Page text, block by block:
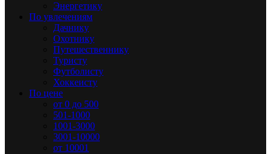
Энергетику
По увлечениям
Дачнику
Охотнику
Путешественнику
Туристу
Футболисту
Хоккеисту
По цене
от 0 до 500
501-1000
1001-3000
3001-10000
от 10001